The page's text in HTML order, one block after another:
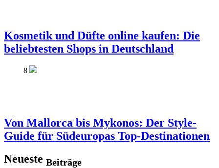
Kosmetik und Düfte online kaufen: Die
beliebtesten Shops in Deutschland
8
Von Mallorca bis Mykonos: Der Style-
Guide für Südeuropas Top-Destinationen
Neueste Beiträge